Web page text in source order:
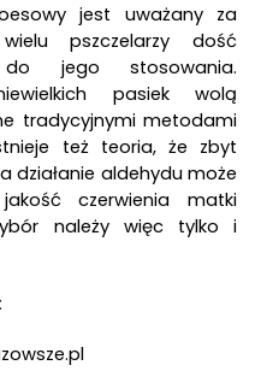
jest uważany za
pszczelarzy dość
do jego stosowania.
pasiek wolą
tradycyjnymi metodami
też teoria, że zbyt
działanie aldehydu może
czerwienia matki
należy więc tylko i